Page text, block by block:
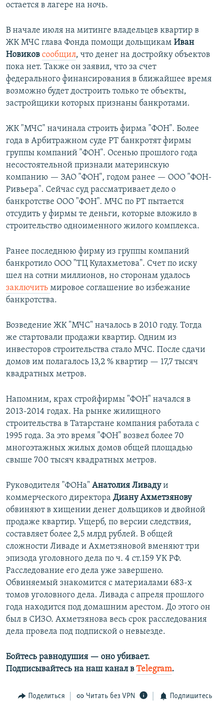
остается в лагере на ночь.
В начале июля на митинге владельцев квартир в
ЖК МЧС глава Фонда помощи дольщикам Иван
Новиков сообщил, что денег на достройку объектов
пока нет. Также он заявил, что за счет
федерального финансирования в ближайшее время
возможно будет достроить только те объекты,
застройщики которых признаны банкротами.
ЖК "МЧС" начинала строить фирма "ФОН". Более
года в Арбитражном суде РТ банкротят фирмы
группы компаний "ФОН". Осенью прошлого года
несостоятельной признали материнскую
компанию — ЗАО "ФОН", годом ранее — ООО "ФОН-
Ривьера". Сейчас суд рассматривает дело о
банкротстве ООО "ФОН". МЧС по РТ пытается
отсудить у фирмы те деньги, которые вложило в
строительство одноименного жилого комплекса.
Ранее последнюю фирму из группы компаний
банкротило ООО "ТЦ Кулахметова". Счет по иску
шел на сотни миллионов, но сторонам удалось
заключить мировое соглашение во избежание
банкротства.
Возведение ЖК "МЧС" началось в 2010 году. Тогда
же стартовали продажи квартир. Одним из
инвесторов строительства стало МЧС. После сдачи
домов им полагалось 13,2 % квартир — 17,7 тысяч
квадратных метров.
Напомним, крах стройфирмы "ФОН" начался в
2013-2014 годах. На рынке жилищного
строительства в Татарстане компания работала с
1995 года. За это время "ФОН" возвел более 70
многоэтажных жилых домов общей площадью
свыше 700 тысяч квадратных метров.
Руководителя "ФОНа" Анатолия Ливадуи
коммерческого директора Диану Ахметзянову
обвиняют в хищении денег дольщиков и двойной
продаже квартир. Ущерб, по версии следствия,
составляет более 2,5 млрд рублей. В общей
сложности Ливаде и Ахметзяновой вменяют три
эпизода уголовного дела по ч. 4 ст.159 УК РФ.
Расследование его дела уже завершено.
Обвиняемый знакомится с материалами 683-х
томов уголовного дела. Ливада с апреля прошлого
года находится под домашним арестом. До этого он
был в СИЗО. Ахметзянова весь срок расследования
дела провела под подпиской о невыезде.
Бойтесь равнодушия — оно убивает.​
Подписывайтесь на наш канал в Telegram.
Поделиться Читать без VPN Подпишитесь